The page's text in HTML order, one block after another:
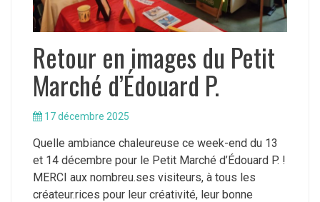
Retour en images du Petit
Marché d’Édouard P.
17 décembre 2025
Quelle ambiance chaleureuse ce week-end du 13
et 14 décembre pour le Petit Marché d’Édouard P. !
MERCI aux nombreu.ses visiteurs, à tous les
créateur.rices pour leur créativité, leur bonne